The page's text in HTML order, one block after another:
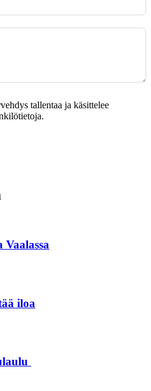
tallentaa ja käsittelee
Vaalassa
iloa